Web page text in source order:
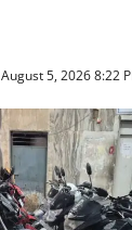
August 5, 2026 8:22